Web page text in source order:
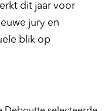
dit jaar voor
jury en
blik op